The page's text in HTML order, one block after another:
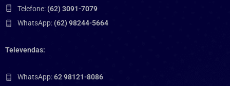
Telefone: (62) 3091-7079
WhatsApp: (62) 98244-5664
Televendas:
WhatsApp:62 98121-8086